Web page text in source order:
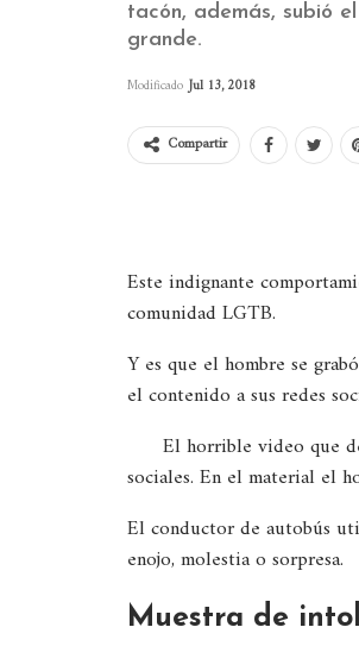
tacón, además, subió
grande.
Modificado Jul 13, 2018
Compartir
Este indignante
comunidad LGTB.
Y es que el hombre se
el contenido a sus redes
El horrible video que
sociales. En el material el
El conductor de autobús
enojo, molestia o sorpresa.
Muestra de